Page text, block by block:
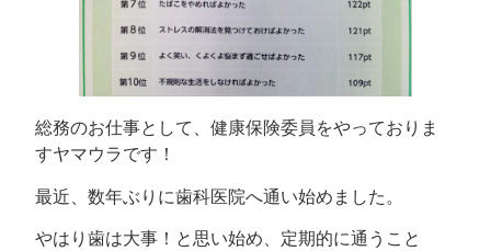
総務のお仕事として、健康保険委員をやっておりま
すヤマウラです！
最近、数年ぶりに歯科医院へ通い始めました。
やはり歯は大事！と思い始め、定期的に通うこと